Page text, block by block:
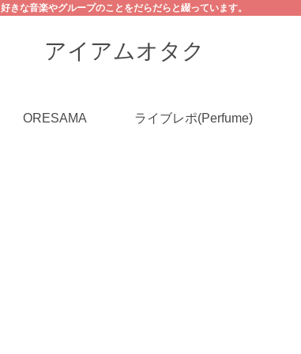
好きな音楽やグループのことをだらだらと綴っています。
アイアムオタク
ORESAMA ライブレポ(Perfume)